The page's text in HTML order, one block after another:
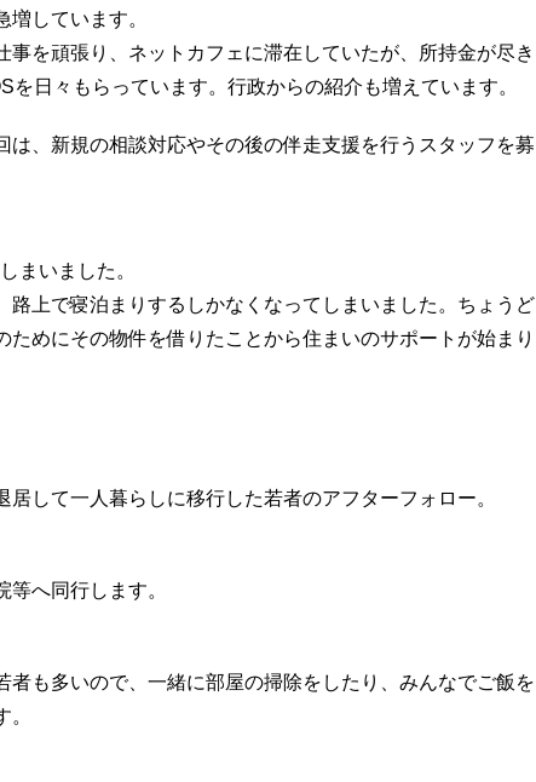
しています。
を頑張り、ネットカフェに滞在していたが、所持金が尽き
日々もらっています。行政からの紹介も増えています。
、新規の相談対応やその後の伴走支援を行うスタッフを募
まいました。
上で寝泊まりするしかなくなってしまいました。ちょうど
めにその物件を借りたことから住まいのサポートが始まり
して一人暮らしに移行した若者のアフターフォロー。
へ同行します。
も多いので、一緒に部屋の掃除をしたり、みんなでご飯を